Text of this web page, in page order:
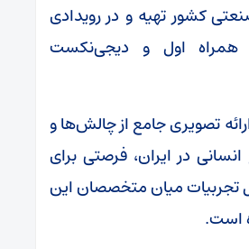
کشور تهیه و در رویدادی
اول و دیجی‌نکست
تصویری جامع از چالش‌ها و
انسانی در ایران، فرصتی برای
تجربیات میان متخصصان این
است.